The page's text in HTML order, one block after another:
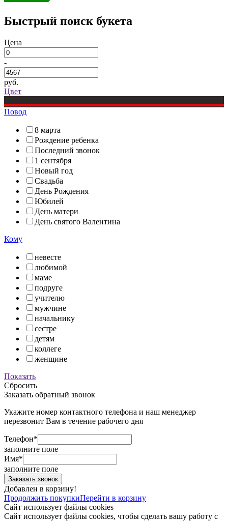
Быстрый поиск букета
Цена
-
руб.
Цвет
Повод
8 марта
Рождение ребенка
Последний звонок
1 сентября
Новый год
Свадьба
День Рождения
Юбилей
День матери
День святого Валентина
Кому
невесте
любимой
маме
подруге
учителю
мужчине
начальнику
сестре
детям
коллеге
женщине
Показать
Сбросить
Заказать обратный звонок
Укажите номер контактного телефона и наш менеджер
перезвонит Вам в течение рабочего дня
Телефон*
заполните поле
Имя*
заполните поле
Добавлен в корзину!
Продолжить покупкиПерейти в корзину
Сайт использует файлы cookies
Сайт использует файлы cookies, чтобы сделать вашу работу с